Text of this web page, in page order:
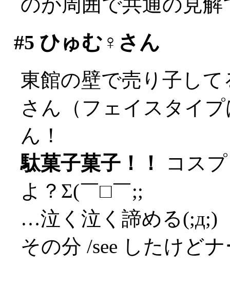
のが周囲で共通の見
#5 ひゅむ♀さん
東館の壁で売り子し
さん（フェイスタイ
ん！
駄菓子菓子！！
コス
よ？Σ(￣□￣;;
…泣く泣く諦める(;д;)
その分 /see したけど